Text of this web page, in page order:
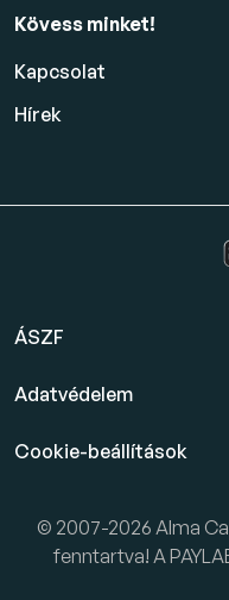
Kövess minket!
Kapcsolat
Hírek
ÁSZF
Adatvédelem
Cookie-beállítások
© 2007-2026 Alma
fenntartva! A